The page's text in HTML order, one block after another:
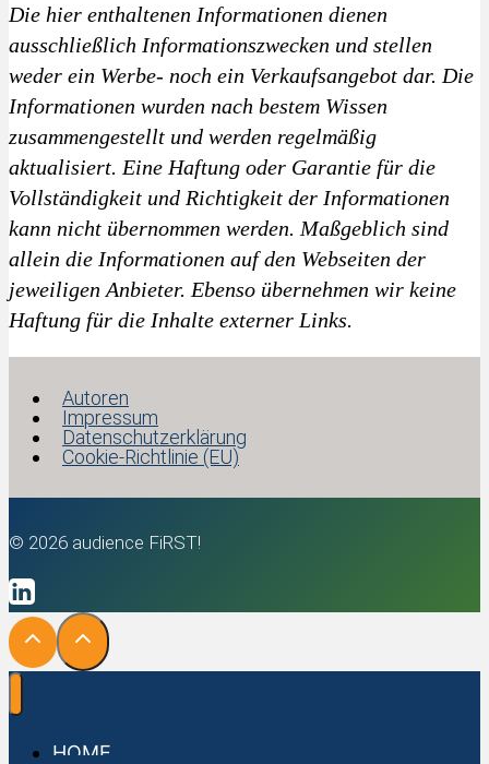
Die hier enthaltenen Informationen dienen
ausschließlich Informationszwecken und stellen
weder ein Werbe- noch ein Verkaufsangebot dar. Die
Informationen wurden nach bestem Wissen
zusammengestellt und werden regelmäßig
aktualisiert. Eine Haftung oder Garantie für die
Vollständigkeit und Richtigkeit der Informationen
kann nicht übernommen werden. Maßgeblich sind
allein die Informationen auf den Webseiten der
jeweiligen Anbieter. Ebenso übernehmen wir keine
Haftung für die Inhalte externer Links.
Autoren
Impressum
Datenschutzerklärung
Cookie-Richtlinie (EU)
© 2026 audience FiRST!
HOME